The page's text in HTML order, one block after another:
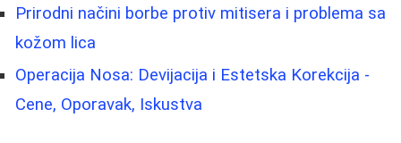
Prirodni načini borbe protiv mitisera i problema sa
kožom lica
Operacija Nosa: Devijacija i Estetska Korekcija -
Cene, Oporavak, Iskustva